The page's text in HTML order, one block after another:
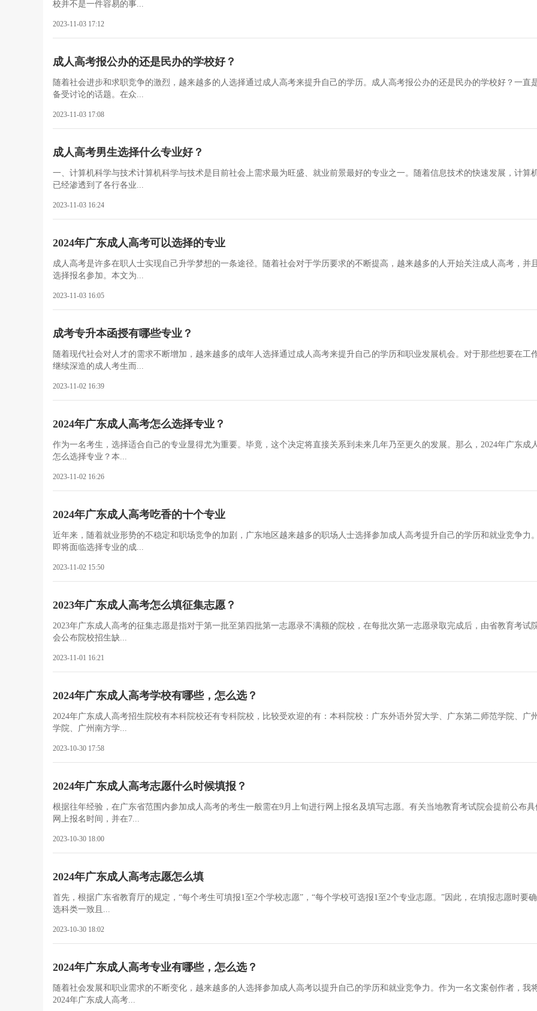
校并不是一件容易的事...
2023-11-03 17:12
成人高考报公办的还是民办的学校好？
随着社会进步和求职竞争的激烈，越来越多的人选择通过成人高考来提升自己的学历。成人高考报公办的还是民办的学校好？一直
备受讨论的话题。在众...
2023-11-03 17:08
成人高考男生选择什么专业好？
一、计算机科学与技术计算机科学与技术是目前社会上需求最为旺盛、就业前景最好的专业之一。随着信息技术的快速发展，计算
已经渗透到了各行各业...
2023-11-03 16:24
2024年广东成人高考可以选择的专业
成人高考是许多在职人士实现自己升学梦想的一条途径。随着社会对于学历要求的不断提高，越来越多的人开始关注成人高考，并
选择报名参加。本文为...
2023-11-03 16:05
成考专升本函授有哪些专业？
随着现代社会对人才的需求不断增加，越来越多的成年人选择通过成人高考来提升自己的学历和职业发展机会。对于那些想要在工
继续深造的成人考生而...
2023-11-02 16:39
2024年广东成人高考怎么选择专业？
作为一名考生，选择适合自己的专业显得尤为重要。毕竟，这个决定将直接关系到未来几年乃至更久的发展。那么，2024年广东成
怎么选择专业？本...
2023-11-02 16:26
2024年广东成人高考吃香的十个专业
近年来，随着就业形势的不稳定和职场竞争的加剧，广东地区越来越多的职场人士选择参加成人高考提升自己的学历和就业竞争力
即将面临选择专业的成...
2023-11-02 15:50
2023年广东成人高考怎么填征集志愿？
2023年广东成人高考的征集志愿是指对于第一批至第四批第一志愿录不满额的院校，在每批次第一志愿录取完成后，由省教育考试
会公布院校招生缺...
2023-11-01 16:21
2024年广东成人高考学校有哪些，怎么选？
2024年广东成人高考招生院校有本科院校还有专科院校，比较受欢迎的有：本科院校：广东外语外贸大学、广东第二师范学院、广
学院、广州南方学...
2023-10-30 17:58
2024年广东成人高考志愿什么时候填报？
根据往年经验，在广东省范围内参加成人高考的考生一般需在9月上旬进行网上报名及填写志愿。有关当地教育考试院会提前公布具
网上报名时间，并在7...
2023-10-30 18:00
2024年广东成人高考志愿怎么填
首先，根据广东省教育厅的规定，“每个考生可填报1至2个学校志愿”，“每个学校可选报1至2个专业志愿。”因此，在填报志愿时要
选科类一致且...
2023-10-30 18:02
2024年广东成人高考专业有哪些，怎么选？
随着社会发展和职业需求的不断变化，越来越多的人选择参加成人高考以提升自己的学历和就业竞争力。作为一名文案创作者，我
2024年广东成人高考...